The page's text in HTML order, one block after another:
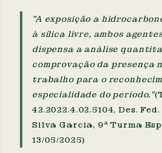
"A exposição a
à sílica livre, ambos
dispensa a análise
comprovação da presença
trabalho para o
especialidade do período."
42.2022.4.02.5104, Des.
Silva Garcia, 9ª Turma
13/05/2025)